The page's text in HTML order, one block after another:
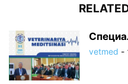
vetmed -